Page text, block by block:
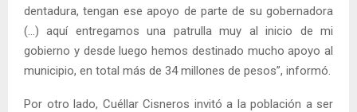
dentadura, tengan ese apoyo de parte de su gobernadora
(…) aquí entregamos una patrulla muy al inicio de mi
gobierno y desde luego hemos destinado mucho apoyo al
municipio, en total más de 34 millones de pesos”, informó.
Por otro lado, Cuéllar Cisneros invitó a la población a ser